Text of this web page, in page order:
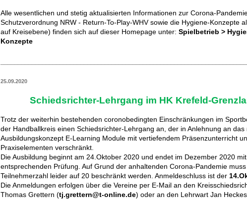
Alle wesentlichen und stetig aktualisierten Informationen zur Corona-
Schutzverordnung NRW - Return-To-Play-WHV sowie die Hygiene-Konzepte
auf Kreisebene) finden sich auf dieser Homepage unter:Spielbetrieb >
Konzepte
25.09.2020
Schiedsrichter-Lehrgang im HK Krefeld-
Trotz der weiterhin bestehenden coronobedingten Einschränkungen im
der Handballkreis einen Schiedsrichter-Lehrgang an, der in Anlehnung an das
Ausbildungskonzept E-Learning Module mit vertiefendem Präsenzunterricht
Praxiselementen verschränkt.
Die Ausbildung beginnt am 24.Oktober 2020 und endet im Dezember 2020
entsprechenden Prüfung. Auf Grund der anhaltenden Corona-Pandemie
Teilnehmerzahl leider auf 20 beschränkt werden. Anmeldeschluss ist der
Die Anmeldungen erfolgen über die Vereine per E-Mail an den
Thomas Grettern (tj.grettern@t-online.de) oder an den Lehrwart Jan Heckes